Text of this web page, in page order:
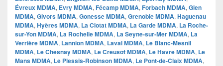
Évreux MDMA, Evry MDMA, Fécamp MDMA, Forbach MDMA, Gien
MDMA, Givors MDMA, Gonesse MDMA, Grenoble MDMA, Haguenau
MDMA, Hyères MDMA, La Ciotat MDMA, La Garde MDMA, La Roche-
sur-Yon MDMA, La Rochelle MDMA, La Seyne-sur-Mer MDMA, La
Verrière MDMA, Lannion MDMA, Laval MDMA, Le Blanc-Mesnil
MDMA, Le Chesnay MDMA, Le Creusot MDMA, Le Havre MDMA, Le
Mans MDMA, Le Plessis-Robinson MDMA, Le Pont-de-Claix MDMA,